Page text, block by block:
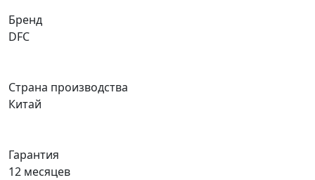
Бренд
DFC
Страна производства
Китай
Гарантия
12 месяцев